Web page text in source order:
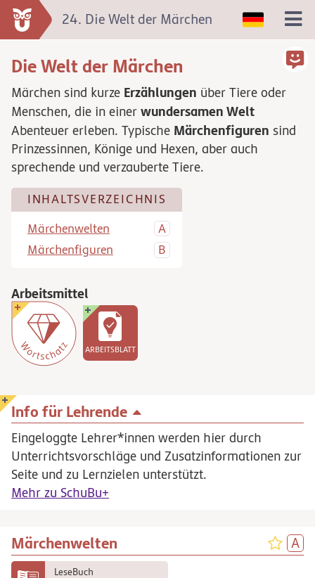
Die Welt der Märchen
Märchen sind kurze Erzählungen über Tiere oder
Menschen, die in einer wundersamen Welt
Abenteuer erleben. Typische Märchenfiguren sind
Prinzessinnen, Könige und Hexen, aber auch
sprechende und verzauberte Tiere.
INHALTSVERZEICHNIS
Märchenwelten
Märchenfiguren
Arbeitsmittel
ARBEITSBLATT
Info für Lehrende
Eingeloggte Lehrer*innen werden hier durch
Unterrichtsvorschläge und Zusatzinformationen zur
Seite und zu Lernzielen unterstützt.
Mehr zu SchuBu+
Märchenwelten
LeseBuch
24. Die Welt der Märchen